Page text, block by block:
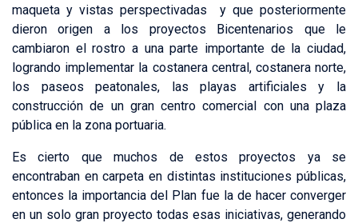
maqueta y vistas perspectivadas y que posteriormente
dieron origen a los proyectos Bicentenarios que le
cambiaron el rostro a una parte importante de la ciudad,
logrando implementar la costanera central, costanera norte,
los paseos peatonales, las playas artificiales y la
construcción de un gran centro comercial con una plaza
pública en la zona portuaria.
Es cierto que muchos de estos proyectos ya se
encontraban en carpeta en distintas instituciones públicas,
entonces la importancia del Plan fue la de hacer converger
en un solo gran proyecto todas esas iniciativas, generando